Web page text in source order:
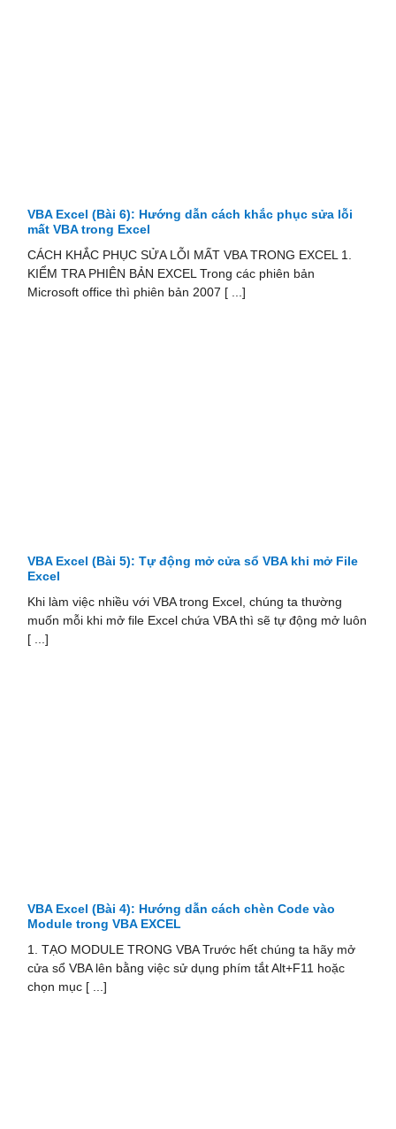
VBA Excel (Bài 6): Hướng dẫn cách khắc phục sửa lỗi
mất VBA trong Excel
CÁCH KHẮC PHỤC SỬA LỖI MẤT VBA TRONG EXCEL 1.
KIỂM TRA PHIÊN BẢN EXCEL Trong các phiên bản
Microsoft office thì phiên bản 2007 [ ...]
VBA Excel (Bài 5): Tự động mở cửa sổ VBA khi mở File
Excel
Khi làm việc nhiều với VBA trong Excel, chúng ta thường
muốn mỗi khi mở file Excel chứa VBA thì sẽ tự động mở luôn
[ ...]
VBA Excel (Bài 4): Hướng dẫn cách chèn Code vào
Module trong VBA EXCEL
1. TẠO MODULE TRONG VBA Trước hết chúng ta hãy mở
cửa sổ VBA lên bằng việc sử dụng phím tắt Alt+F11 hoặc
chọn mục [ ...]